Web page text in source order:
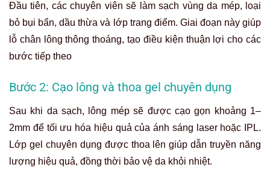
Đầu tiên, các chuyên viên sẽ làm sạch vùng da mép, loại
bỏ bụi bẩn, dầu thừa và lớp trang điểm. Giai đoạn này giúp
lỗ chân lông thông thoáng, tạo điều kiện thuận lợi cho các
bước tiếp theo
Bước 2: Cạo lông và thoa gel chuyên dụng
Sau khi da sạch, lông mép sẽ được cạo gọn khoảng 1–
2mm để tối ưu hóa hiệu quả của ánh sáng laser hoặc IPL.
Lớp gel chuyên dụng được thoa lên giúp dẫn truyền năng
lượng hiệu quả, đồng thời bảo vệ da khỏi nhiệt.